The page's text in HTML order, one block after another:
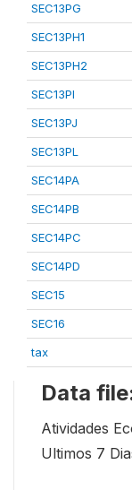
SEC13PG
SEC13PH1
SEC13PH2
SEC13PI
SEC13PJ
SEC13PL
SEC14PA
SEC14PB
SEC14PC
SEC14PD
SEC15
SEC16
tax
Data
Atividades
Ultimos 7